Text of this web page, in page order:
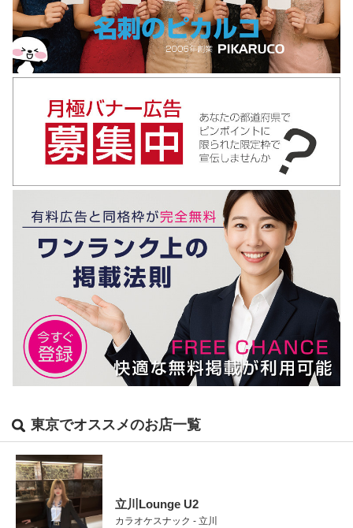
東京でオススメのお店一覧
立川Lounge U2
カラオケスナック - 立川